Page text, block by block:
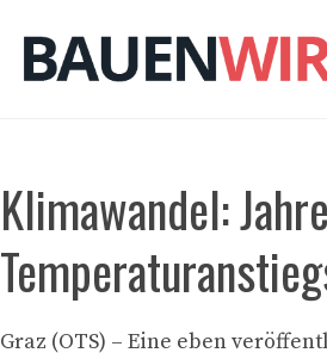
Inhalt
springen
Klimawandel:
Graz (OTS) – Eine eben